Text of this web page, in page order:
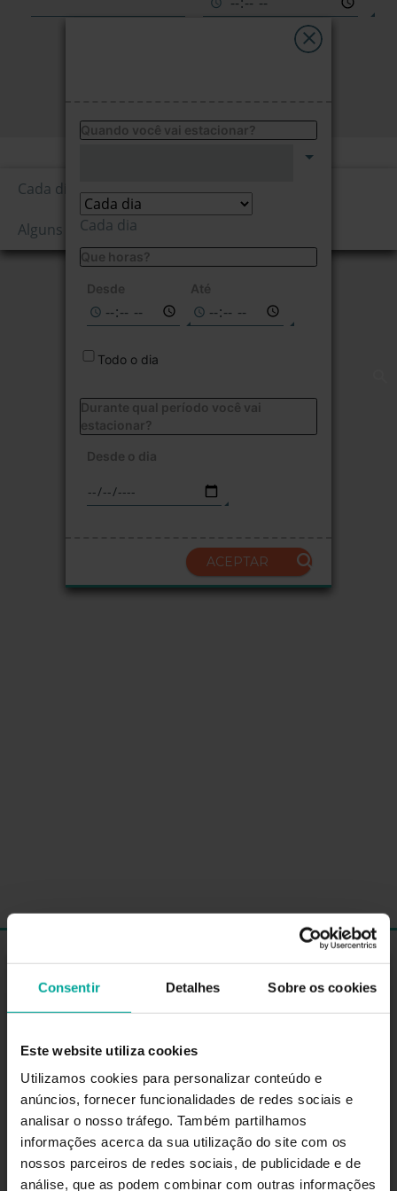
Consentir Detalhes Sobre os cookies
Este website utiliza cookies
Utilizamos cookies para personalizar conteúdo e
anúncios, fornecer funcionalidades de redes sociais e
analisar o nosso tráfego. Também partilhamos
informações acerca da sua utilização do site com os
nossos parceiros de redes sociais, de publicidade e de
análise, que as podem combinar com outras informações
My Saba
FAQs
0,70€/1ª hora
Não disponível
nas datas
Quando você vai estacionar?
Cada dia
Que horas?
Desde Até
Todo o dia
Durante qual período você vai
estacionar?
Desde o dia
ACEPTAR
60
Rua do Hospital 3500-194, Viseu
HORÁRIO
Aberto 24h
SERVIÇOS
Cada dia
Alguns dias da semana